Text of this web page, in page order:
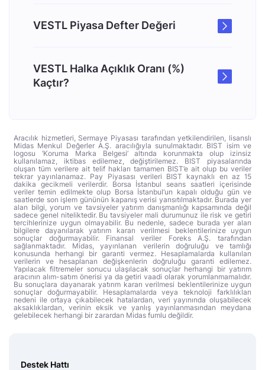
VESTL Piyasa Defter Değeri
VESTL Halka Açıklık Oranı (%)
Kaçtır?
Aracılık hizmetleri, Sermaye Piyasası tarafından yetkilendirilen, lisanslı
Midas Menkul Değerler A.Ş. aracılığıyla sunulmaktadır. BIST isim ve
logosu ‘Koruma Marka Belgesi’ altında korunmakta olup izinsiz
kullanılamaz, iktibas edilemez, değiştirilemez. BIST piyasalarında
oluşan tüm verilere ait telif hakları tamamen BIST’e ait olup bu veriler
tekrar yayınlanamaz. Pay Piyasası verileri BIST kaynaklı en az 15
dakika gecikmeli verilerdir. Borsa İstanbul seans saatleri içerisinde
veriler temin edilmekte olup Borsa İstanbul’un kapalı olduğu gün ve
saatlerde son işlem gününün kapanış verisi yansıtılmaktadır. Burada yer
alan bilgi, yorum ve tavsiyeler yatırım danışmanlığı kapsamında değil
sadece genel niteliktedir. Bu tavsiyeler mali durumunuz ile risk ve getiri
tercihlerinize uygun olmayabilir. Bu nedenle, sadece burada yer alan
bilgilere dayanılarak yatırım kararı verilmesi beklentilerinize uygun
sonuçlar doğurmayabilir. Finansal veriler Foreks A.Ş. tarafından
sağlanmaktadır. Midas, yayınlanan verilerin doğruluğu ve tamlığı
konusunda herhangi bir garanti vermez. Hesaplamalarda kullanılan
verilerin ve hesaplanan değişkenlerin doğruluğu garanti edilemez.
Yapılacak filtremeler sonucu ulaşılacak sonuçlar herhangi bir yatırım
aracının alım-satım önerisi ya da getiri vaadi olarak yorumlanmamalıdır.
Bu sonuçlara dayanarak yatırım kararı verilmesi beklentilerinize uygun
sonuçlar doğurmayabilir. Hesaplamalarda veya teknoloji farklılıkları
nedeni ile ortaya çıkabilecek hatalardan, veri yayınında oluşabilecek
aksaklıklardan, verinin eksik ve yanlış yayınlanmasından meydana
gelebilecek herhangi bir zarardan Midas fumlu değildir.
Destek Hattı